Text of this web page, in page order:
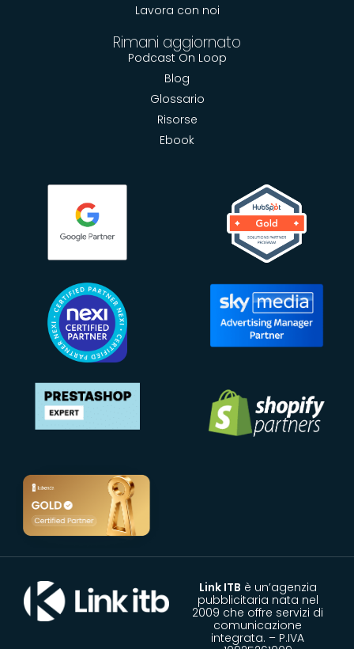
Lavora con noi
Rimani aggiornato
Podcast On Loop
Blog
Glossario
Risorse
Ebook
Link ITB è un’agenzia
pubblicitaria nata nel
2009 che offre servizi di
comunicazione
integrata. – P.IVA